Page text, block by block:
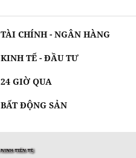
TÀI CHÍNH - NGÂN HÀNG
KINH TẾ - ĐẦU TƯ
24 GIỜ QUA
BẤT ĐỘNG SẢN